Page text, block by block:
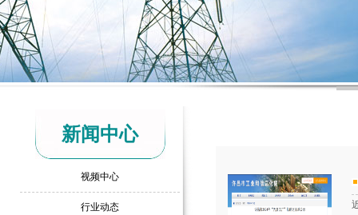
新闻中心
视频中心
行业动态